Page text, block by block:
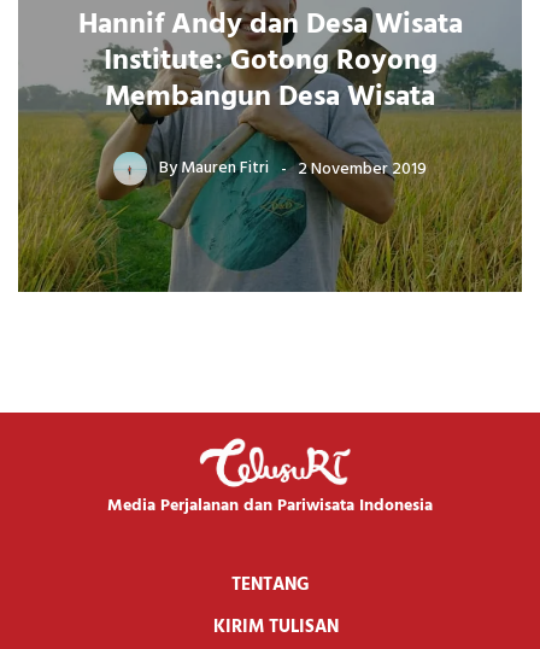
Hannif Andy dan Desa Wisata
Institute: Gotong Royong
Membangun Desa Wisata
ByMauren Fitri 2 November 2019
Media Perjalanan dan Pariwisata Indonesia
TENTANG
KIRIM TULISAN